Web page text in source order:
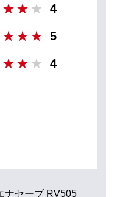
4
5
4
ナセーブ RV505